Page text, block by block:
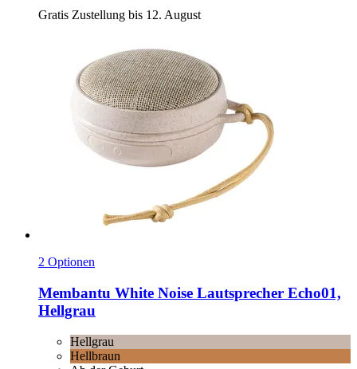
Gratis Zustellung bis 12. August
2 Optionen
Membantu White Noise Lautsprecher Echo01,
Hellgrau
Hellgrau
Hellbraun